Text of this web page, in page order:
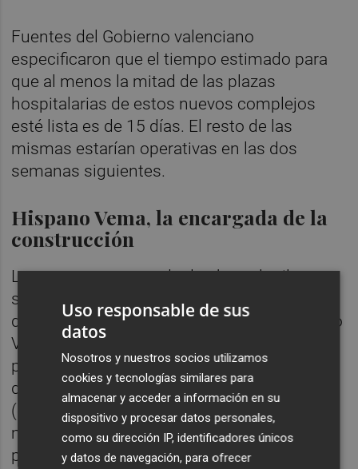
Fuentes del Gobierno valenciano
especificaron que el tiempo estimado para
que al menos la mitad de las plazas
hospitalarias de estos nuevos complejos
esté lista es de 15 días. El resto de las
mismas estarían operativas en las dos
semanas siguientes.
Hispano Vema, la encargada de la
construcción
La empresa encargada de obrar el milagro,
según avanzó
El Confidencial
desde el Ejecutivo, es la zaragozana Hispano
Vema. Una compañía que, según refleja su
página web, desarrolla y fabrica soluciones
de descontaminación, logística de campaña
(campamentos y hospitales) y sistemas
móviles de tratamiento de agua y
potabilización.
Uso responsable de sus
datos
Nosotros y nuestros socios utilizamos
cookies y tecnologías similares para
almacenar y acceder a información en su
dispositivo y procesar datos personales,
como su dirección IP, identificadores únicos
y datos de navegación, para ofrecer